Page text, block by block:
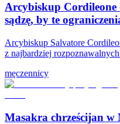
Arcybiskup Cordileone
sądzę, by te
Arcybiskup Salvatore
z najbardziej
męczennicy
Masakra chrześcijan